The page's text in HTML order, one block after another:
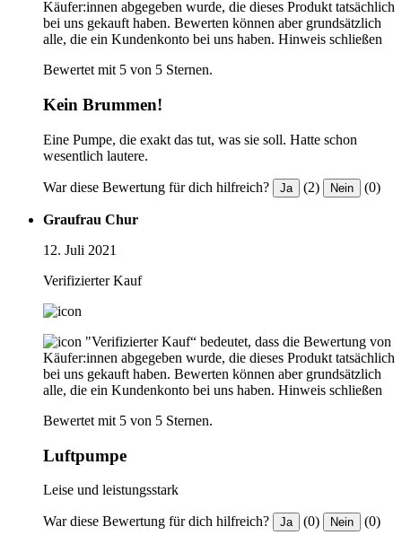
Käufer:innen abgegeben wurde, die dieses Produkt tatsächlich
bei uns gekauft haben. Bewerten können aber grundsätzlich
alle, die ein Kundenkonto bei uns haben. Hinweis schließen
Bewertet mit 5 von 5 Sternen.
Kein Brummen!
Eine Pumpe, die exakt das tut, was sie soll. Hatte schon
wesentlich lautere.
War diese Bewertung für dich hilfreich? Ja (2) Nein (0)
Graufrau Chur
12. Juli 2021
Verifizierter Kauf
"Verifizierter Kauf“ bedeutet, dass die Bewertung von
Käufer:innen abgegeben wurde, die dieses Produkt tatsächlich
bei uns gekauft haben. Bewerten können aber grundsätzlich
alle, die ein Kundenkonto bei uns haben. Hinweis schließen
Bewertet mit 5 von 5 Sternen.
Luftpumpe
Leise und leistungsstark
War diese Bewertung für dich hilfreich? Ja (0) Nein (0)